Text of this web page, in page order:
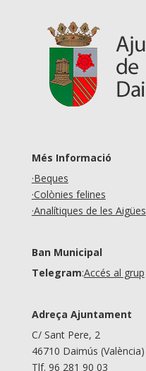
Més Informació
·Beques
·Colònies felines
·Analítiques de les Aigües
Ban Municipal
Telegram:Accés al grup
Adreça Ajuntament
C/ Sant Pere, 2
46710 Daimús (València)
Tlf. 96 281 90 03